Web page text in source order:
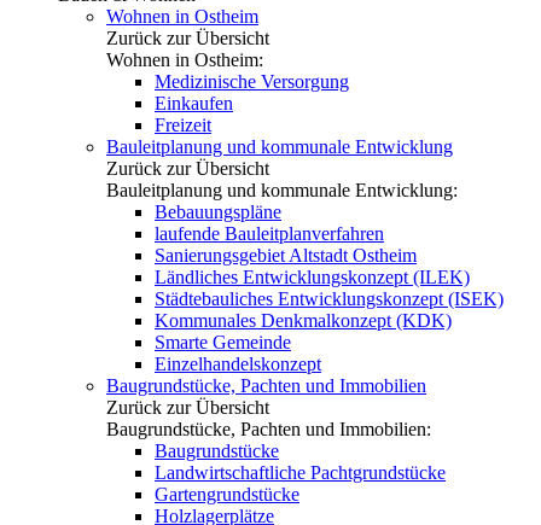
Wohnen in Ostheim
Zurück zur Übersicht
Wohnen in Ostheim:
Medizinische Versorgung
Einkaufen
Freizeit
Bauleitplanung und kommunale Entwicklung
Zurück zur Übersicht
Bauleitplanung und kommunale Entwicklung:
Bebauungspläne
laufende Bauleitplanverfahren
Sanierungsgebiet Altstadt Ostheim
Ländliches Entwicklungskonzept (ILEK)
Städtebauliches Entwicklungskonzept (ISEK)
Kommunales Denkmalkonzept (KDK)
Smarte Gemeinde
Einzelhandelskonzept
Baugrundstücke, Pachten und Immobilien
Zurück zur Übersicht
Baugrundstücke, Pachten und Immobilien:
Baugrundstücke
Landwirtschaftliche Pachtgrundstücke
Gartengrundstücke
Holzlagerplätze